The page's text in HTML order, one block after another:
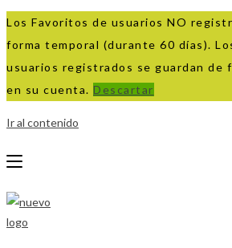
Los Favoritos de usuarios NO
forma temporal (durante 60 días).
usuarios registrados se guardan de
en su cuenta. Descartar
Ir al contenido